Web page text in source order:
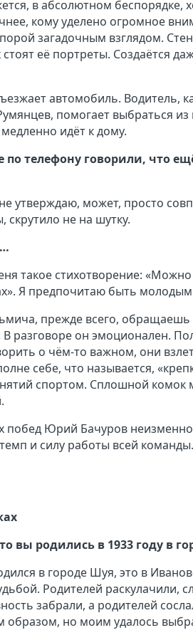
в абсолютном беспорядке,
кому уделено огромное
загадочным взглядом.
её портреты. Создаётся
автомобиль. Водитель,
помогает выбраться
идёт к дому.
телефону говорили, что
утверждаю, может, просто
не на шутку.
такое стихотворение:
Я предпочитаю быть молодым
прежде всего, обращаешь
В разговоре он эмоционален.
о чём-то важном, они
себе, что называется,
спортом. Сплошной
побед Юрий Бачуров неизменно
и силу работы всей
вы родились в 1933 году в
в городе Шуя, это в
Родителей
забрали, а родителей
образом, но моим удалось